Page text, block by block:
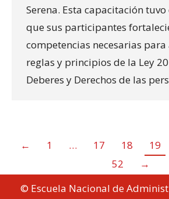
Serena. Esta capacitación
que sus participantes
competencias necesarias
reglas y principios de la Ley
Deberes y Derechos de las
← 1 … 17 18 19
52
→
© Escuela Nacional de